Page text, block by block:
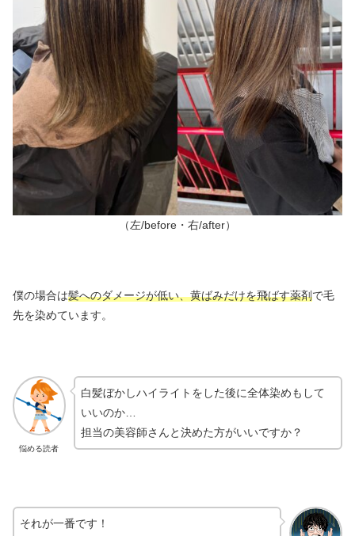
（左/before・右/after）
僕の場合は髪へのダメージが低い、黄ばみだけを飛ばす薬剤で毛
先を染めています。
悩める読者
白髪ぼかしハイライトをした後に全体染めもして
いいのか…
担当の美容師さんと決めた方がいいですか？
それが一番です！